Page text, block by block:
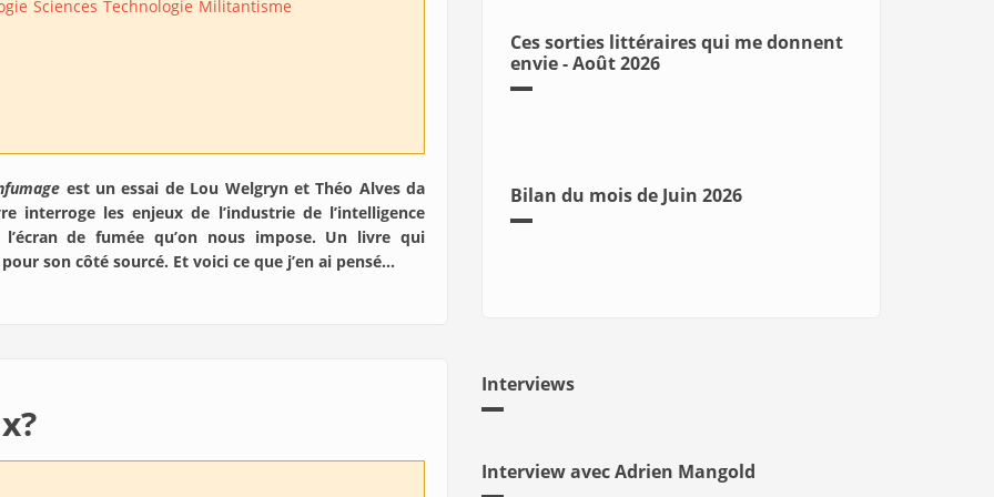
Sciences Technologie Militantisme
est un essai de Lou Welgryn et Théo Alves da
interroge les enjeux de l’industrie de l’intelligence
de fumée qu’on nous impose. Un livre qui
son côté sourcé. Et voici ce que j’en ai pensé…
Ces sorties littéraires qui me donnent
envie - Août 2026
Bilan du mois de Juin 2026
Interviews
Interview avec Adrien Mangold